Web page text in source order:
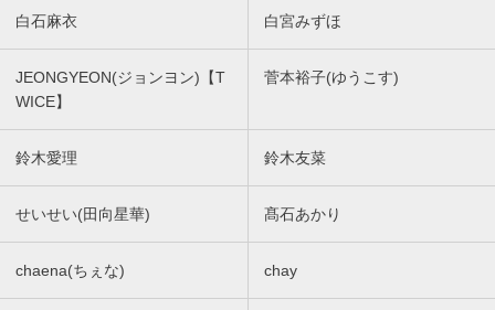
白石麻衣 白宮みずほ
JEONGYEON(ジョンヨン)【T
WICE】
菅本裕子(ゆうこす)
鈴木愛理 鈴木友菜
せいせい(田向星華) 髙石あかり
chaena(ちぇな) chay